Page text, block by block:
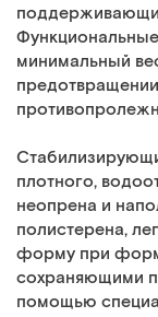
минимальный
плотного,
неопрена и
полистерена,
форму при
сохраняющими
помощью